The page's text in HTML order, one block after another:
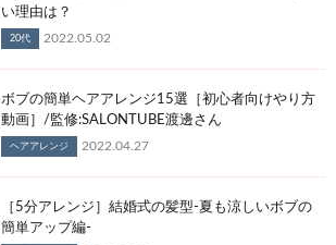
い理由は？
20代 2022.05.02
ボブの簡単ヘアアレンジ15選［初心者向けやり方
動画］/監修:SALONTUBE渡邊さん
ヘアアレンジ 2022.04.27
［5分アレンジ］結婚式の髪型-夏も涼しいボブの
簡単アップ編-